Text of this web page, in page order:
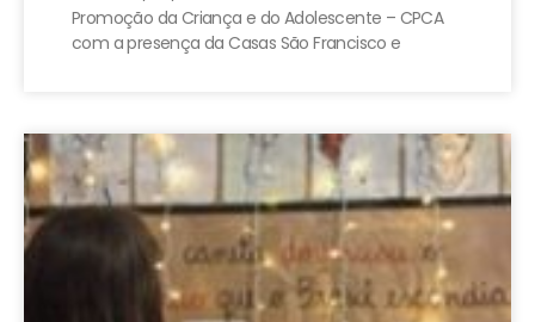
Promoção da Criança e do Adolescente – CPCA
com a presença da Casas São Francisco e